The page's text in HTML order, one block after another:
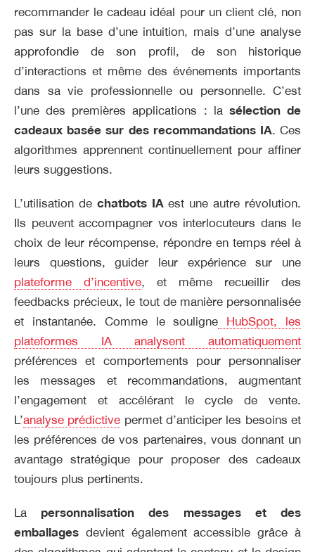
recommander le cadeau idéal pour un client clé, non
pas sur la base d’une intuition, mais d’une analyse
approfondie de son profil, de son historique
d’interactions et même des événements importants
dans sa vie professionnelle ou personnelle. C’est
l’une des premières applications : la sélection de
cadeaux basée sur des recommandations IA. Ces
algorithmes apprennent continuellement pour affiner
leurs suggestions.
L’utilisation de chatbots IAest une autre révolution.
Ils peuvent accompagner vos interlocuteurs dans le
choix de leur récompense, répondre en temps réel à
leurs questions, guider leur expérience sur une
plateforme d’incentive, et même recueillir des
feedbacks précieux, le tout de manière personnalisée
et instantanée. Comme le souligne HubSpot, les
plateformes IA analysent automatiquement
préférences et comportements pour personnaliser
les messages et recommandations, augmentant
l’engagement et accélérant le cycle de vente.
L’analyse prédictive permet d’anticiper les besoins et
les préférences de vos partenaires, vous donnant un
avantage stratégique pour proposer des cadeaux
toujours plus pertinents.
La personnalisation des messages et des
emballages devient également accessible grâce à